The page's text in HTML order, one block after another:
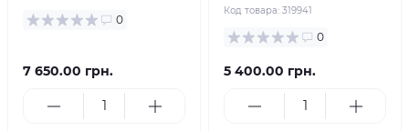
0
7 650.00 грн.
Код товара: 319941
0
5 400.00 грн.